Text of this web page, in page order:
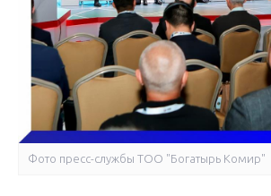
Фото пресс-службы ТОО "Богатырь Комир"